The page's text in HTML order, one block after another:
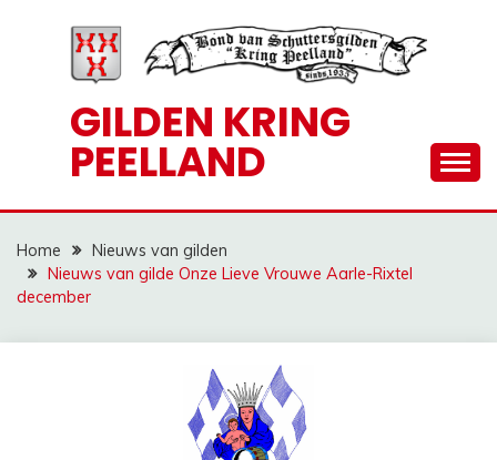
GILDEN KRING
PEELLAND
Home
Nieuws van gilden
Nieuws van gilde Onze Lieve Vrouwe Aarle-Rixtel
december